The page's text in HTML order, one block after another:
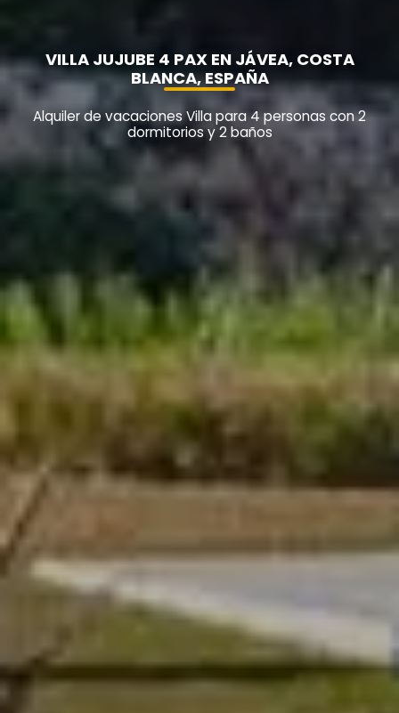
VILLA JUJUBE 4 PAX EN JÁVEA, COSTA
BLANCA, ESPAÑA
Alquiler de vacaciones Villa para 4 personas con 2
dormitorios y 2 baños